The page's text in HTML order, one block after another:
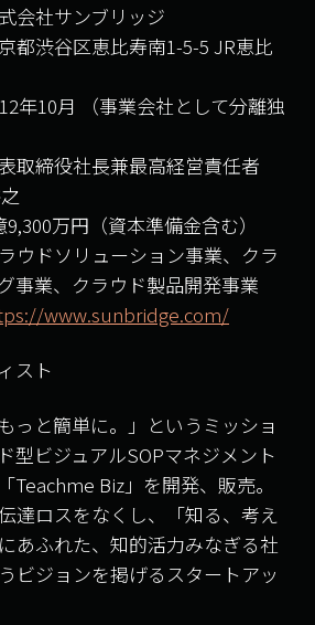
サンブリッジ
渋谷区恵比寿南1-5-5 JR恵比
月 （事業会社として分離独
役社長兼最高経営責任者
万円（資本準備金含む）
ドソリューション事業、クラ
事業、クラウド製品開発事業
www.sunbridge.com/
スト
っと簡単に。」というミッショ
型ビジュアルSOPマネジメント
Teachme Biz」を開発、販売。
達ロスをなくし、「知る、考え
あふれた、知的活力みなぎる社
ビジョンを掲げるスタートアッ